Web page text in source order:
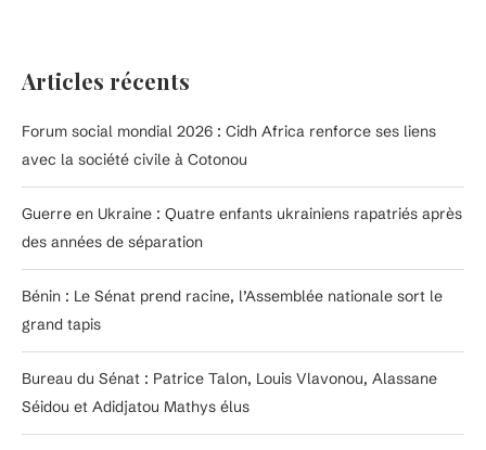
Articles récents
Forum social mondial 2026 : Cidh Africa renforce ses liens
avec la société civile à Cotonou
Guerre en Ukraine : Quatre enfants ukrainiens rapatriés après
des années de séparation
Bénin : Le Sénat prend racine, l’Assemblée nationale sort le
grand tapis
Bureau du Sénat : Patrice Talon, Louis Vlavonou, Alassane
Séidou et Adidjatou Mathys élus